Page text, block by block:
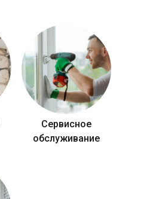
Сервисное
обслуживание